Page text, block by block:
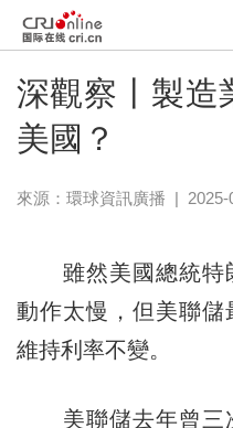
深觀察丨製造
美國？
來源： 環球資訊廣播 | 2025-
雖然美國總統特
動作太慢，但美聯儲
維持利率不變。
美聯儲去年曾三